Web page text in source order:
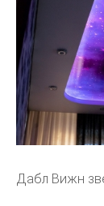
Дабл Вижн